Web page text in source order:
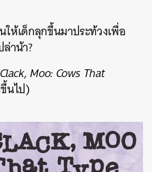
ให้เด็กลุกขึ้นมาประท้วงเพื่อ
าน้า?
Moo: Cows That
นไป)